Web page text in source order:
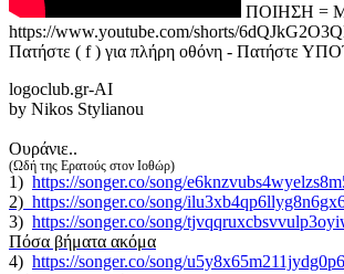
ΠΟΙΗΣΗ =
https://www.youtube.com/shorts/
Πατήστε ( f ) για πλήρη οθόνη - Πατήστε
logoclub.gr-AI
by Nikos Stylianou
Oυράνιε..
(Ωδή της Ερατούς στον Ιοθώρ)
1) https://songer.co/song/
2) https://songer.co/song/
3) https://songer.co/song/
Πόσα βήματα ακόμα
4) https://songer.co/song/